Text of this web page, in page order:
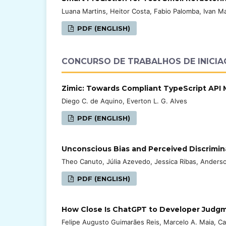
Luana Martins, Heitor Costa, Fabio Palomba, Ivan
PDF (ENGLISH)
CONCURSO DE TRABALHOS DE
Zimic: Towards Compliant TypeScript API
Diego C. de Aquino, Everton L. G. Alves
PDF (ENGLISH)
Unconscious Bias and Perceived
Theo Canuto, Júlia Azevedo, Jessica Ribas,
PDF (ENGLISH)
How Close Is ChatGPT to Developer
Felipe Augusto Guimarães Reis, Marcelo A. Maia,